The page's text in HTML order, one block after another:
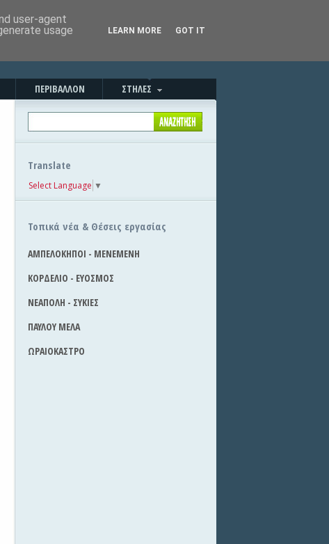
ΠΕΡΙΒΑΛΛΟΝ ΣΤΗΛΕΣ
Translate
Select Language ▼
Τοπικά νέα & Θέσεις εργασίας
ΑΜΠΕΛΟΚΗΠΟΙ - ΜΕΝΕΜΕΝΗ
ΚΟΡΔΕΛΙΟ - ΕΥΟΣΜΟΣ
ΝΕΑΠΟΛΗ - ΣΥΚΙΕΣ
ΠΑΥΛΟΥ ΜΕΛΑ
ΩΡΑΙΟΚΑΣΤΡΟ
user-agent
usage
LEARN MORE GOT IT